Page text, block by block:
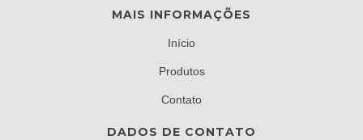
MAIS INFORMAÇÕES
Início
Produtos
Contato
DADOS DE CONTATO